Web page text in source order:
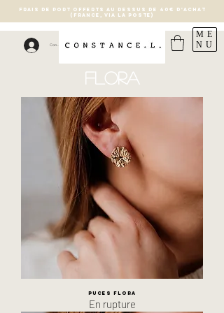
Connexion
FRAIS DE PORT OFFERTS AU DESSUS DE 40€ D'ACHAT
(France, via la poste)
ME
NU
Puces Flora
En rupture
flora